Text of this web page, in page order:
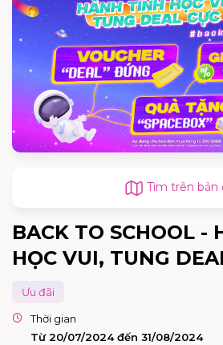
Tìm trên bản
BACK TO SCHOOL -
HỌC VUI, TUNG
Ưu đãi
Thời gian
Từ 20/07/2024 đến 31/08/2024